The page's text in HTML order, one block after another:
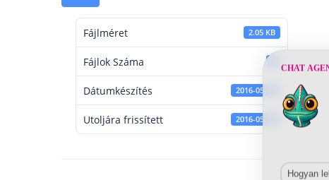
Fájlméret 2.05 KB
Fájlok Száma
Dátumkészítés 2016-05-31
Utoljára frissített 2016-05-31
CHAT
Hogyan